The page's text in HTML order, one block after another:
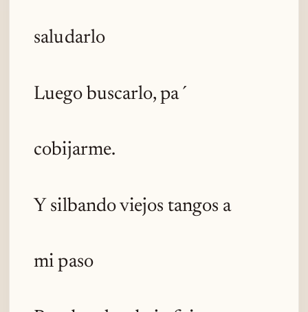
saludarlo
Luego buscarlo, pa´
cobijarme.
Y silbando viejos tangos a
mi paso